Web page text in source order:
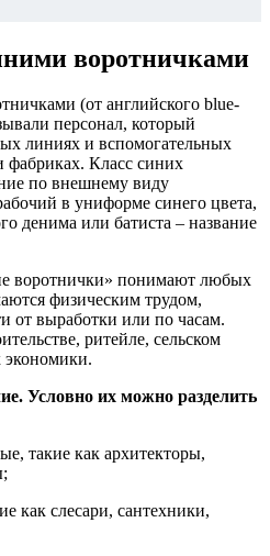
воротничками
(от английского blue-
персонал, который
линиях и вспомогательных
фабриках. Класс синих
по внешнему виду
в униформе синего цвета,
денима или батиста – название
воротнички» понимают любых
физическим трудом,
от выработки или по часам.
ритейле, сельском
экономики.
Условно их можно разделить
такие как архитекторы,
как слесари, сантехники,